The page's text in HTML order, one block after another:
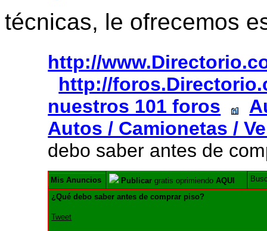
técnicas, le ofrecemos
http://
http://
nuestros 101 foros
Autos / Camionetas /
debo saber antes de
Mis Anuncios Publicar gratis oprimiendoAQUI
¿Qué debo saber antes de comprar piso?
Tweet